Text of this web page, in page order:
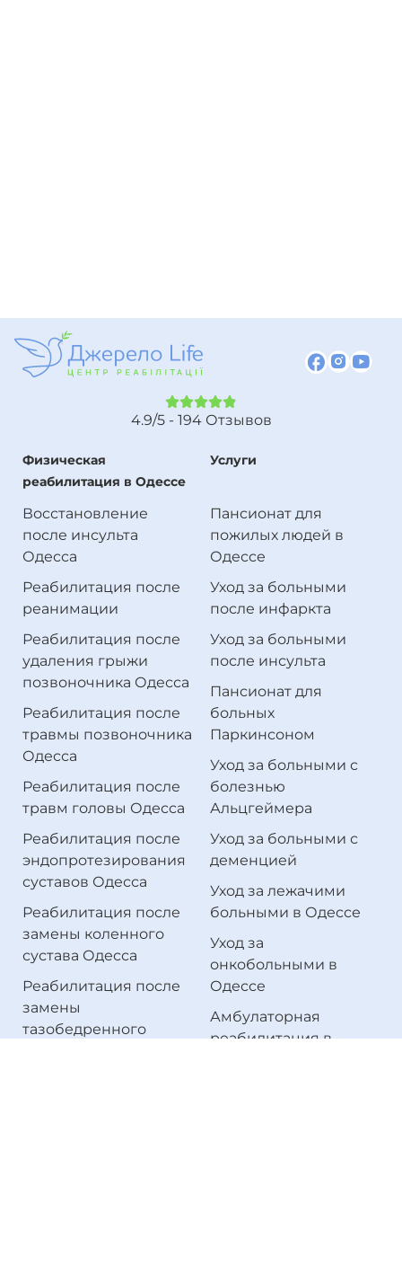
4.9/5 - 194 Отзывов
Физическая
реабилитация в Одессе
Восстановление
после инсульта
Одесса
Реабилитация после
реанимации
Реабилитация после
удаления грыжи
позвоночника Одесса
Реабилитация после
травмы позвоночника
Одесса
Реабилитация после
травм головы Одесса
Реабилитация после
эндопротезирования
суставов Одесса
Реабилитация после
замены коленного
сустава Одесса
Реабилитация после
замены
тазобедренного
Услуги
Пансионат для
пожилых людей в
Одессе
Уход за больными
после инфаркта
Уход за больными
после инсульта
Пансионат для
больных
Паркинсоном
Уход за больными с
болезнью
Альцгеймера
Уход за больными с
деменцией
Уход за лежачими
больными в Одессе
Уход за
онкобольными в
Одессе
Амбулаторная
реабилитация в